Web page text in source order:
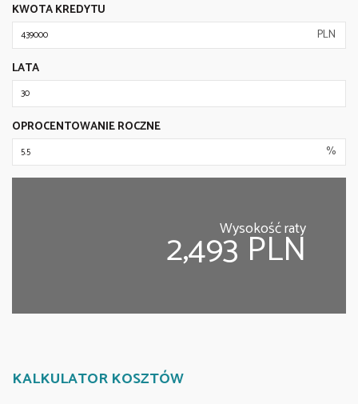
KWOTA KREDYTU
PLN
LATA
OPROCENTOWANIE ROCZNE
%
Wysokość raty
2,493 PLN
KALKULATOR KOSZTÓW